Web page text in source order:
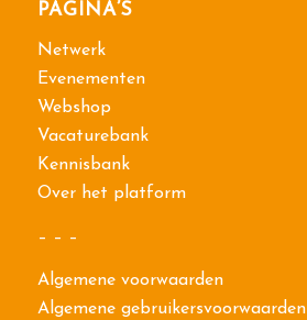
PAGINA’S
Netwerk
Evenementen
Webshop
Vacaturebank
Kennisbank
Over het platform
– – –
Algemene voorwaarden
Algemene gebruikersvoorwaarden